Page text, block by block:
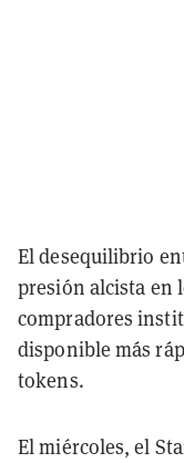
El desequilibrio
presión alcista en
compradores
disponible más
tokens.
El miércoles, el